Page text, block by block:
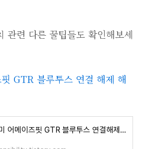
관련 다른 꿀팁들도 확인해보세
GTR 블루투스 연결 해제 해
샤오미 어메이즈핏 GTR 블루투스 연결해제 해결방법